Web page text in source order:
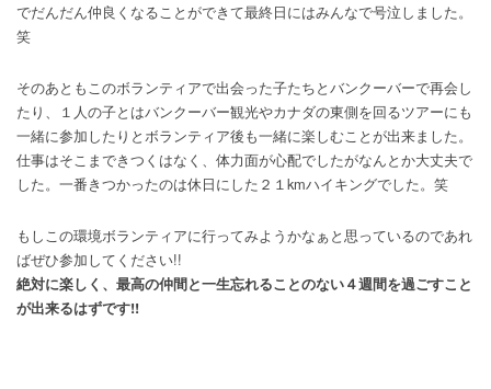
でだんだん仲良くなることができて最終日にはみんなで号泣しました。
笑
そのあともこのボランティアで出会った子たちとバンクーバーで再会し
たり、１人の子とはバンクーバー観光やカナダの東側を回るツアーにも
一緒に参加したりとボランティア後も一緒に楽しむことが出来ました。
仕事はそこまできつくはなく、体力面が心配でしたがなんとか大丈夫で
した。一番きつかったのは休日にした２１kmハイキングでした。笑
もしこの環境ボランティアに行ってみようかなぁと思っているのであれ
ばぜひ参加してください!!
絶対に楽しく、最高の仲間と一生忘れることのない４週間を過ごすこと
が出来るはずです!!